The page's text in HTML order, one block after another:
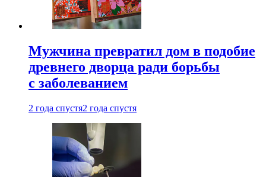
Мужчина превратил дом в подобие
древнего дворца ради борьбы
с заболеванием
2 года спустя2 года спустя